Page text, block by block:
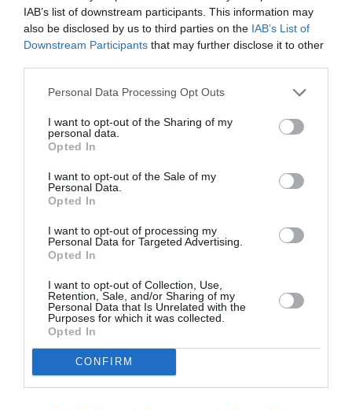
IAB’s list of downstream participants. This information may
also be disclosed by us to third parties on the IAB’s List of
Downstream Participants that may further disclose it to other
Personal Data Processing Opt Outs
I want to opt-out of the Sharing of my
personal data.
Opted In
I want to opt-out of the Sale of my
Personal Data.
Opted In
I want to opt-out of processing my
Personal Data for Targeted Advertising.
Opted In
I want to opt-out of Collection, Use,
Retention, Sale, and/or Sharing of my
Personal Data that Is Unrelated with the
Purposes for which it was collected.
Opted In
CONFIRM
NOUS SOUTENIR
DERNIERS COMMENTAIRES
Autre ligne espérée :a commenté l'article :
Bruxelles–Porto : Transavia ouvre une nouvelle liaison
loisirs à partir de décembre 2026
Aéroport néerlandais saturéa commenté l'article :
loisirs à partir de décembre 2026